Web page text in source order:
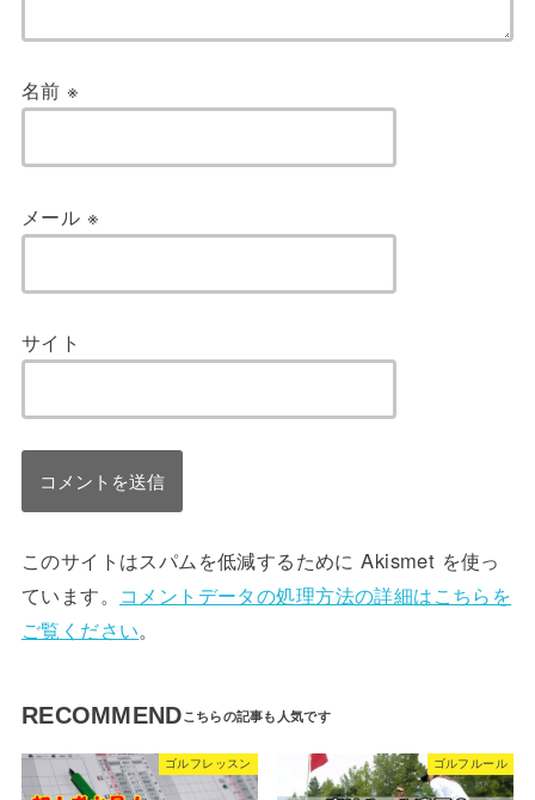
名前※
メール ※
サイト
このサイトはスパムを低減するために Akismet を使っ
ています。 コメントデータの処理方法の詳細はこちらを
ご覧ください。
RECOMMEND
ゴルフレッスン ゴルフルール